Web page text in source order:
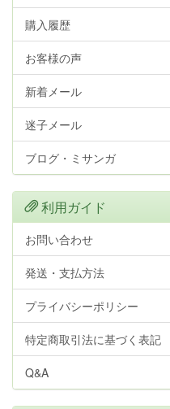
購入履歴
お客様の声
新着メール
迷子メール
ブログ・ミサンガ
利用ガイド
お問い合わせ
発送・支払方法
プライバシーポリシー
特定商取引法に基づく表記
Q&A